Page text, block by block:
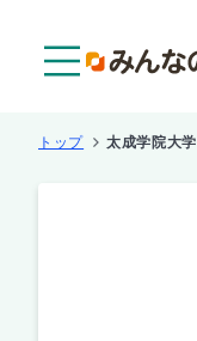
トップ 太成学院大学